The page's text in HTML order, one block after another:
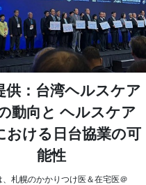
供：台湾ヘルスケア
動向と ヘルスケア
おける日台協業の可
能性
、札幌のかかりつけ医＆在宅医＠